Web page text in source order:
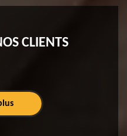
CLIENTS